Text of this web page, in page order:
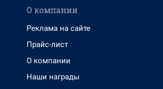
О компании
Реклама на сайте
Прайс-лист
О компании
Наши награды